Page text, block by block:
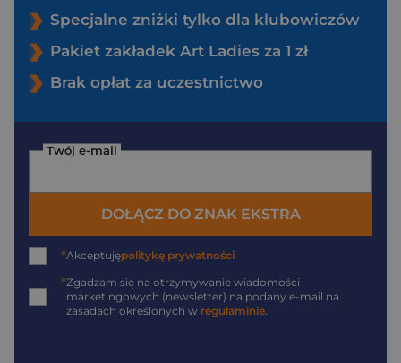
Specjalne zniżki tylko dla klubowiczów
Pakiet zakładek Art Ladies za 1 zł
Brak opłat za uczestnictwo
Twój e-mail
DOŁĄCZ DO ZNAK EKSTRA
*Akceptujępolitykę prywatności
*Zgadzam się na otrzymywanie wiadomości
marketingowych (newsletter) na podany e-mail na
zasadach określonych w regulaminie.